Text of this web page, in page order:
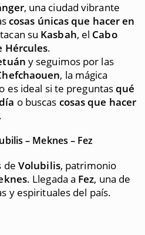
, una ciudad vibrante
cosas únicas que hacer en
su Kasbah, el Cabo
Hércules.
y seguimos por las
, la mágica
es ideal si te preguntasqué
o buscas cosas que hacer
.
– Meknes – Fez
de Volubilis, patrimonio
. Llegada a Fez, una de
y espirituales del país.